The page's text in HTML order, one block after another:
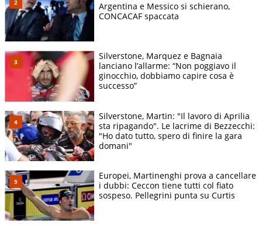
Argentina e Messico si schierano,
CONCACAF spaccata
Silverstone, Marquez e Bagnaia
lanciano l’allarme: “Non poggiavo il
ginocchio, dobbiamo capire cosa è
successo”
Silverstone, Martin: "Il lavoro di Aprilia
sta ripagando". Le lacrime di Bezzecchi:
"Ho dato tutto, spero di finire la gara
domani"
Europei, Martinenghi prova a cancellare
i dubbi: Ceccon tiene tutti col fiato
sospeso. Pellegrini punta su Curtis